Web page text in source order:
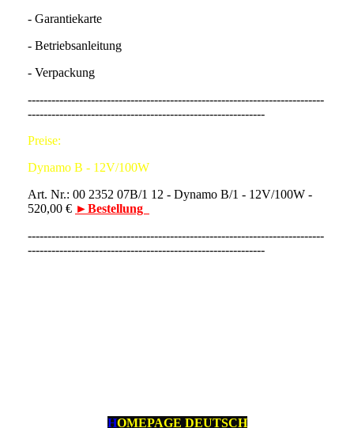
- Garantiekarte
- Betriebsanleitung
- Verpackung
---------------------------------------------------------------------------
------------------------------------------------------------
Preise:
Dynamo B - 12V/100W
Art. Nr.: 00 2352 07B/1 12 - Dynamo B/1 - 12V/100W -
520,00 € ►Bestellung
---------------------------------------------------------------------------
------------------------------------------------------------
HOMEPAGE DEUTSCH